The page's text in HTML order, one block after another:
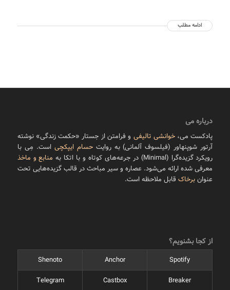
ادامه مطلب
درباره می
پادکست می،خوانشی تالیفی و فرامتن از جستار «حکمت زندگی» نوشته
آرتور شوپنهاور (فیلسوف آلمانی) به روایتحسام ایپکچی است. مِی با
رویکرد گزیده‌گرا (Minimal) در جرعه‌های کوتاه و با اتکا به
منابع و ماخذ
معرفی شده ارائه می‌شود. عصاره و سیر مباحث در قالب گزیده‌هایی تحت
عنوانبرخاکقابل ملاحظه است.
از کجا بشنویم؟
Spotify
Anchor
Shenoto
Breaker
Castbox
Telegram